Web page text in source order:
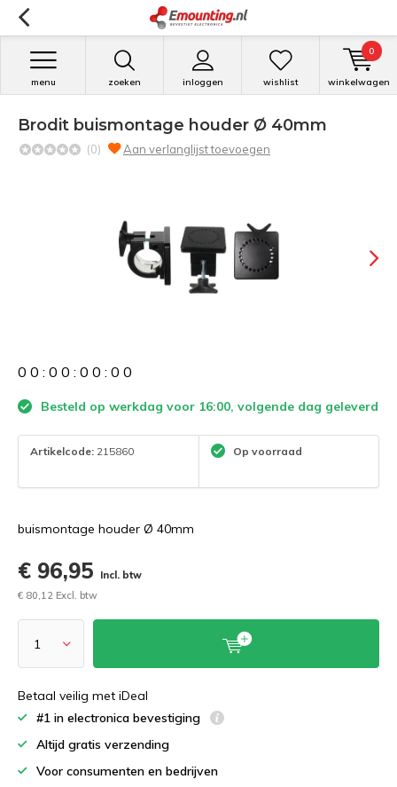
zoeken inloggen
menu wishlist winkelwagen
0
Brodit buismontage houder Ø 40mm
(0) Aan verlanglijst toevoegen
0 0 : 0 0 : 0 0 : 0 0
Besteld op werkdag voor 16:00, volgende dag geleverd
Artikelcode: 215860 Op voorraad
buismontage houder Ø 40mm
€ 96,95
Incl. btw
€ 80,12 Excl. btw
Betaal veilig met iDeal
#1 in electronica bevestiging
Altijd gratis verzending
Voor consumenten en bedrijven